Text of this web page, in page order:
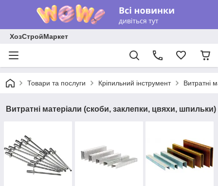
ХозСтройМаркет
Товари та послуги Кріпильний інструмент Витратні
Витратні матеріали (скоби, заклепки, цвяхи, шпильки)